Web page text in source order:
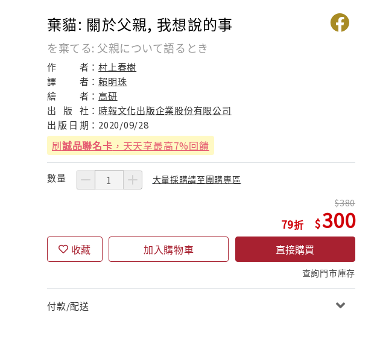
棄貓: 關於父親, 我想說的事
を棄てる: 父親について語るとき
作 者：村上春樹
譯
者：賴明珠
繪
者：高研
出
版 社： 時報文化出版企業股份有限公司
出 版 日 期： 2020/09/28
刷誠品聯名卡 ，天天享最高7%回饋
數量 大量採購請至團購專區
79
380
300
收藏 加入購物車 直接購買
查詢門市庫存
付款/配送